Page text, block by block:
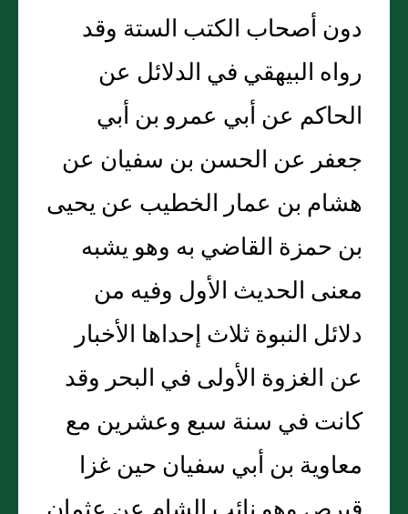
دون أصحاب الكتب الستة وقد
رواه البيهقي في الدلائل عن
الحاكم عن أبي عمرو بن أبي
جعفر عن الحسن بن سفيان عن
هشام بن عمار الخطيب عن يحيى
بن حمزة القاضي به وهو يشبه
معنى الحديث الأول وفيه من
دلائل النبوة ثلاث إحداها الأخبار
عن الغزوة الأولى في البحر وقد
كانت في سنة سبع وعشرين مع
معاوية بن أبي سفيان حين غزا